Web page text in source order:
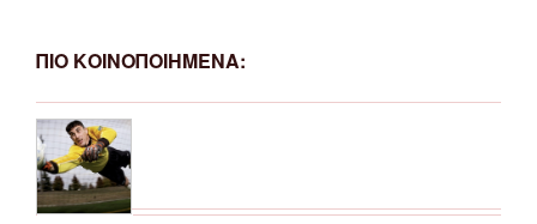
ΠΙΟ ΚΟΙΝΟΠΟΙΗΜΕΝΑ: